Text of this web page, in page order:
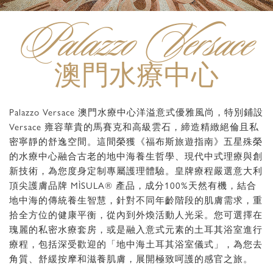
Palazzo Versace
澳門水療中心
Palazzo Versace 澳門水療中心洋溢意式優雅風尚，特別鋪設
Versace 雍容華貴的馬賽克和高級雲石，締造精緻絕倫且私
密寧靜的舒逸空間。這間榮獲《福布斯旅遊指南》五星殊榮
的水療中心融合古老的地中海養生哲學、現代中式理療與創
新技術，為您度身定制專屬護理體驗。皇牌療程嚴選意大利
頂尖護膚品牌 MÌSULA® 產品，成分100%天然有機，結合
地中海的傳統養生智慧，針對不同年齡階段的肌膚需求，重
拾全方位的健康平衡，從內到外煥活動人光采。您可選擇在
瑰麗的私密水療套房，或是融入意式元素的土耳其浴室進行
療程，包括深受歡迎的「地中海土耳其浴室儀式」，為您去
角質、舒緩按摩和滋養肌膚，展開極致呵護的感官之旅。